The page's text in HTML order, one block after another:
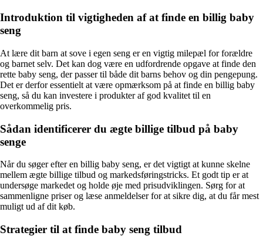
Introduktion til vigtigheden af at finde en billig baby
seng
At lære dit barn at sove i egen seng er en vigtig milepæl for forældre
og barnet selv. Det kan dog være en udfordrende opgave at finde den
rette baby seng, der passer til både dit barns behov og din pengepung.
Det er derfor essentielt at være opmærksom på at finde en billig baby
seng, så du kan investere i produkter af god kvalitet til en
overkommelig pris.
Sådan identificerer du ægte billige tilbud på baby
senge
Når du søger efter en billig baby seng, er det vigtigt at kunne skelne
mellem ægte billige tilbud og markedsføringstricks. Et godt tip er at
undersøge markedet og holde øje med prisudviklingen. Sørg for at
sammenligne priser og læse anmeldelser for at sikre dig, at du får mest
muligt ud af dit køb.
Strategier til at finde baby seng tilbud